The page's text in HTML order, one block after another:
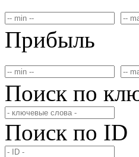
Прибыль
Поиск по
Поиск по ID